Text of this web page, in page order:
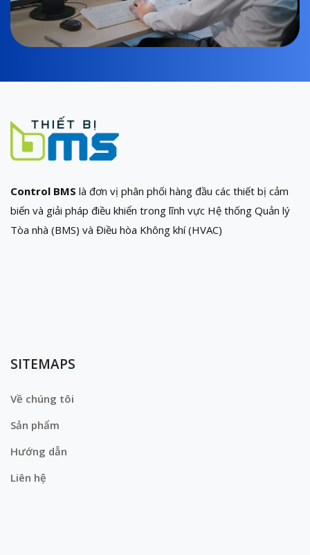
Control BMS là đơn vị phân phối hàng đầu các thiết bị cảm
biến và giải pháp điều khiển trong lĩnh vực Hệ thống Quản lý
Tòa nhà (BMS) và Điều hòa Không khí (HVAC)
SITEMAPS
Về chúng tôi
Sản phẩm
Hướng dẫn
Liên hệ